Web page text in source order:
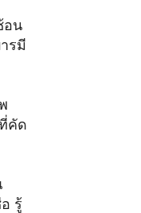
อน
รมี
คัด
รู้